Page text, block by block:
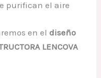
purifican el aire
en eldiseño
LENCOVA